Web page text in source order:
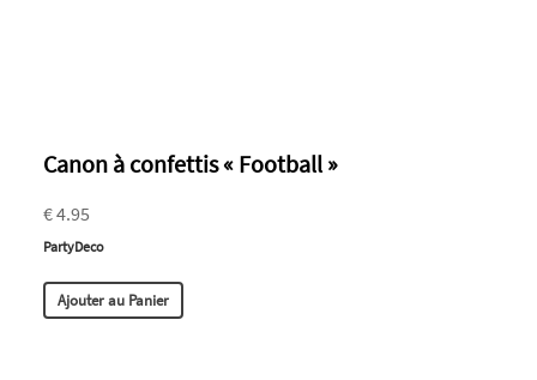
Canon à confettis « Football »
€ 4.95
PartyDeco
Ajouter au Panier